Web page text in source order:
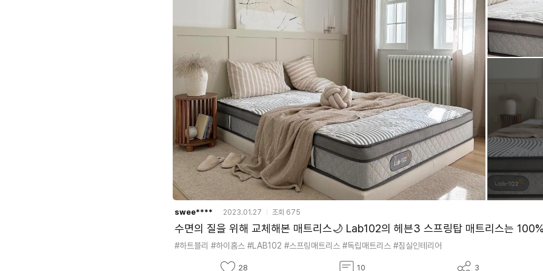
swee**** 2023.01.27 조회 675
수면의 질을 위해 교체해본 매트리스🌙 Lab102의 헤븐3 스프링탑 매트리스는
#하트블리 #하이홈스 #LAB102 #스프링매트리스 #독립매트리스 #침실인테리어
좋
28 댓
10 공
3